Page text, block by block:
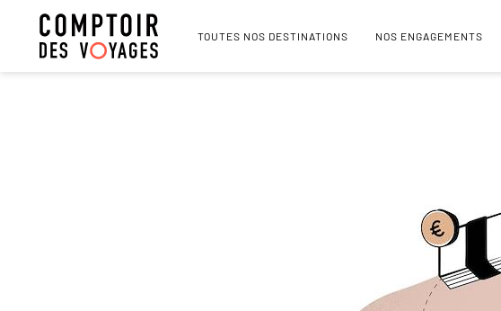
TOUTES NOS DESTINATIONS NOS ENGAGEMENTS